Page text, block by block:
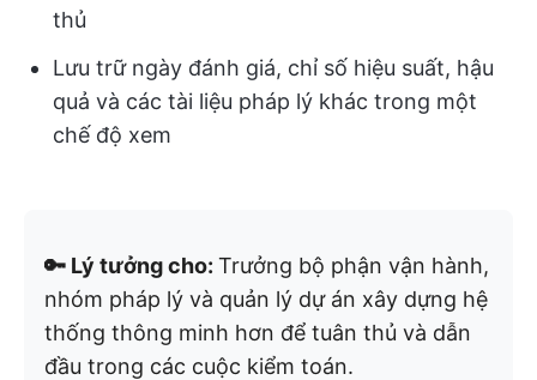
thủ
Lưu trữ ngày đánh giá, chỉ số hiệu suất, hậu
quả và các tài liệu pháp lý khác trong một
chế độ xem
🔑 Lý tưởng cho: Trưởng bộ phận vận hành,
nhóm pháp lý và quản lý dự án xây dựng hệ
thống thông minh hơn để tuân thủ và dẫn
đầu trong các cuộc kiểm toán.